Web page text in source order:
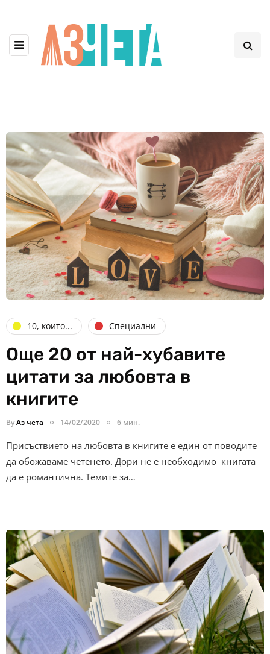
10, които... Специални
Още 20 от най-хубавите
цитати за любовта в
книгите
ByАз чета 14/02/2020 6 мин.
Присъствието на любовта в книгите е един от поводите
да обожаваме четенето. Дори не е необходимо книгата
да е романтична. Темите за…